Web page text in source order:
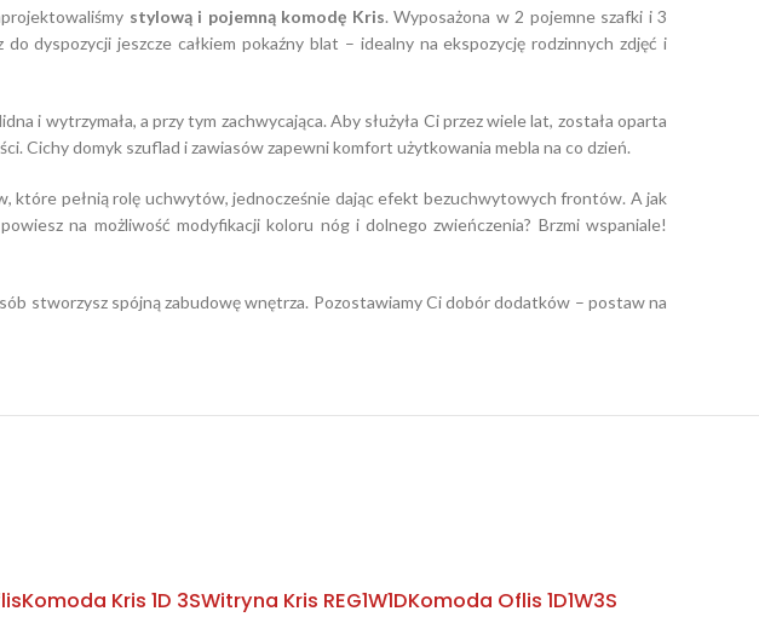
stylową i pojemną komodę Kris. Wyposażona w 2 pojemne szafki i 3
do dyspozycji jeszcze całkiem pokaźny blat – idealny na ekspozycję rodzinnych zdjęć i
i wytrzymała, a przy tym zachwycająca. Aby służyła Ci przez wiele lat, została oparta
Cichy domyk szuflad i zawiasów zapewni komfort użytkowania mebla na co dzień.
które pełnią rolę uchwytów, jednocześnie dając efekt bezuchwytowych frontów. A jak
na możliwość modyfikacji koloru nóg i dolnego zwieńczenia? Brzmi wspaniale!
stworzysz spójną zabudowę wnętrza. Pozostawiamy Ci dobór dodatków – postaw na
Komoda Kris 1D 3SWitryna Kris REG1W1DKomoda Oflis 1D1W3S